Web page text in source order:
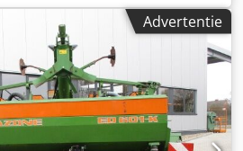
Apteha * H60 vleugelmessen *
* Aandrijfas met vrijloop *
bodemlediging *
* Vulstandindicator -----Interne
support beschikbaar! Bij
of voor meer informatie kunt u
bereiken Whatsapp
verkoop
Advertentie